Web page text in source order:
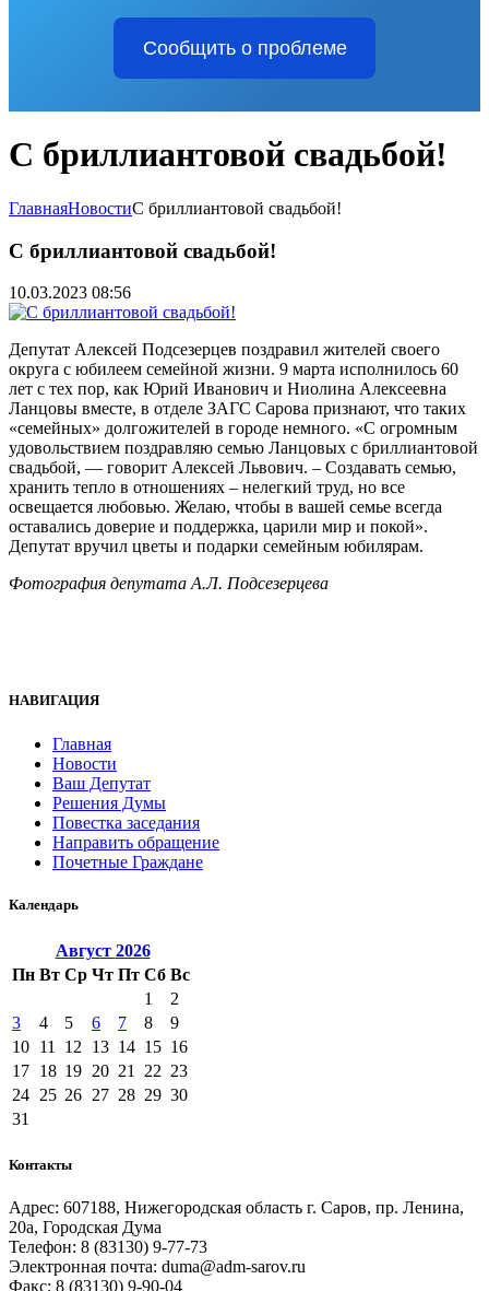
Сообщить о проблеме
С бриллиантовой свадьбой!
ГлавнаяНовостиС бриллиантовой свадьбой!
С бриллиантовой свадьбой!
10.03.2023 08:56
Депутат Алексей Подсезерцев поздравил жителей своего
округа с юбилеем семейной жизни. 9 марта исполнилось 60
лет с тех пор, как Юрий Иванович и Ниолина Алексеевна
Ланцовы вместе, в отделе ЗАГС Сарова признают, что таких
«семейных» долгожителей в городе немного. «С огромным
удовольствием поздравляю семью Ланцовых с бриллиантовой
свадьбой, — говорит Алексей Львович. – Создавать семью,
хранить тепло в отношениях – нелегкий труд, но все
освещается любовью. Желаю, чтобы в вашей семье всегда
оставались доверие и поддержка, царили мир и покой».
Депутат вручил цветы и подарки семейным юбилярам.
Фотография депутата А.Л. Подсезерцева
НАВИГАЦИЯ
Главная
Новости
Ваш Депутат
Решения Думы
Повестка заседания
Направить обращение
Почетные Граждане
Календарь
Август 2026
Пн Вт Ср Чт Пт Сб Вс
1
2
3
4 5 6 7 8
9
10 11 12 13 14 15 16
17 18 19 20 21 22 23
24 25 26 27 28 29 30
31
Контакты
Адрес: 607188, Нижегородская область г. Саров, пр. Ленина,
20а, Городская Дума
Телефон: 8 (83130) 9-77-73
Электронная почта: duma@adm-sarov.ru
Факс: 8 (83130) 9-90-04